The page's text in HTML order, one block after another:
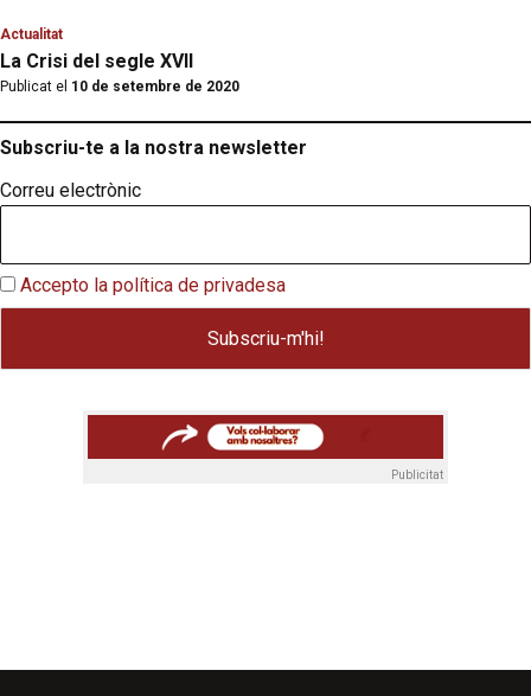
Actualitat
La Crisi del segle XVII
Publicat el 10 de setembre de 2020
Subscriu-te a la nostra newsletter
Correu electrònic
Accepto la política de privadesa
Publicitat